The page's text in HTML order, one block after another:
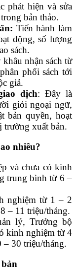
phát hiện và sửa
bản thảo.
Tiến hành làm
động, số lượng
sách.
nhận sách từ
phối sách tới
giả.
dịch: Đây là
giỏi ngoại ngữ,
bản quyền, hoạt
trường xuất bản.
nhiêu?
và chưa có kinh
trung bình từ 6 –
nghiệm từ 1 – 2
– 11 triệu/tháng.
lý, Trưởng bộ
kinh nghiệm từ 4
30 triệu/tháng.